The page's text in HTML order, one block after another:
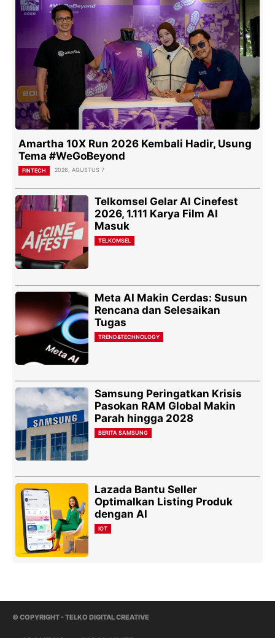
Amartha 10X Run 2026 Kembali Hadir, Usung
Tema #WeGoBeyond
FINTECH 2026, AGUSTUS 7
Telkomsel Gelar AI Cinefest
2026, 1.111 Karya Film AI
Masuk
TELKOMSEL
Meta AI Makin Cerdas: Susun
Rencana dan Selesaikan
Tugas
TREND&TECHNOLOGY
Samsung Peringatkan Krisis
Pasokan RAM Global Makin
Parah hingga 2028
BERITA SAMSUNG
Lazada Bantu Seller
Optimalkan Listing Produk
dengan AI
IOT
© COPYRIGHT - TELKO DIGITAL CREATIVE